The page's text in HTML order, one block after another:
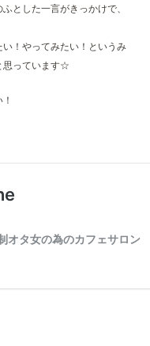
とした一言がきっかけで、
！やってみたい！というみ
思っています☆